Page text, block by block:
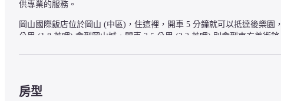
供專業的服務。
岡山國際飯店位於岡山 (中區)，住這裡，開車 5 分鐘就可以抵達後樂
公里 (1.8 英哩) 會到岡山城，開車 3.5 公里 (2.2 英哩) 則會到東方美術館
— 附近的景點 —
房型